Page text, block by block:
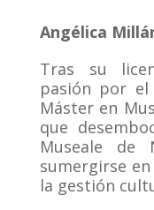
Angélica
Tras su
pasión por
Máster en
que
Museale de
sumergirse
la gestión